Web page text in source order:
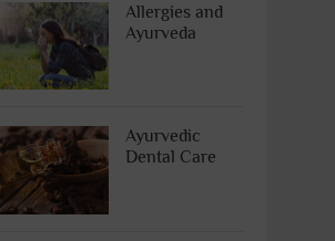
Allergies and
Ayurveda
Ayurvedic
Dental Care